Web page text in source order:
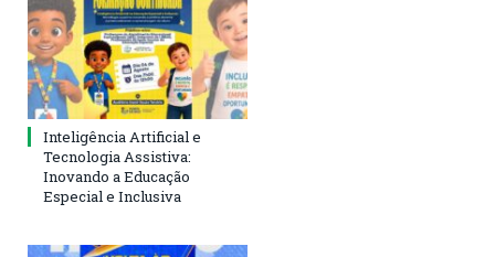
Inteligência Artificial e
Tecnologia Assistiva:
Inovando a Educação
Especial e Inclusiva